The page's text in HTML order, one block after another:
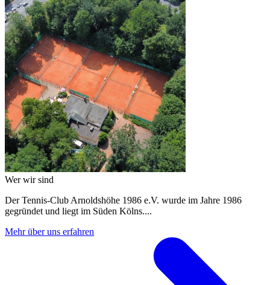
Wer wir sind
Der Tennis-Club Arnoldshöhe 1986 e.V. wurde im Jahre 1986
gegründet und liegt im Süden Kölns....
Mehr über uns erfahren